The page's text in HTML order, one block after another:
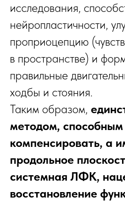
исследования,
нейропластичности,
проприоцепцию
в пространстве) и
правильные
ходбы и стояния.
Таким образом,
методом, способным
компенсировать, а
продольное
системная ЛФК,
восстановление